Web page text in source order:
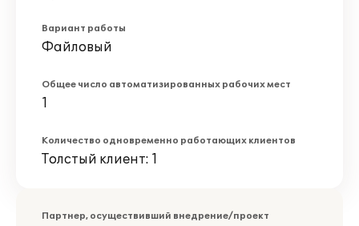
Вариант работы
Файловый
Общее число автоматизированных рабочих мест
1
Количество одновременно работающих клиентов
Толстый клиент: 1
Партнер, осуществивший внедрение/проект